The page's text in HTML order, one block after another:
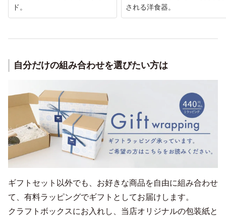
ド。
される洋食器。
自分だけの組み合わせを選びたい方は
ギフトセット以外でも、お好きな商品を自由に組み合わせ
て、有料ラッピングでギフトとしてお届けします。
クラフトボックスにお入れし、当店オリジナルの包装紙と